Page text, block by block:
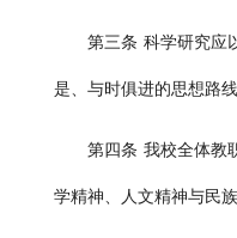
第三条 科学研究应
是、与时俱进的思想路
第四条 我校全体教
学精神、人文精神与民族